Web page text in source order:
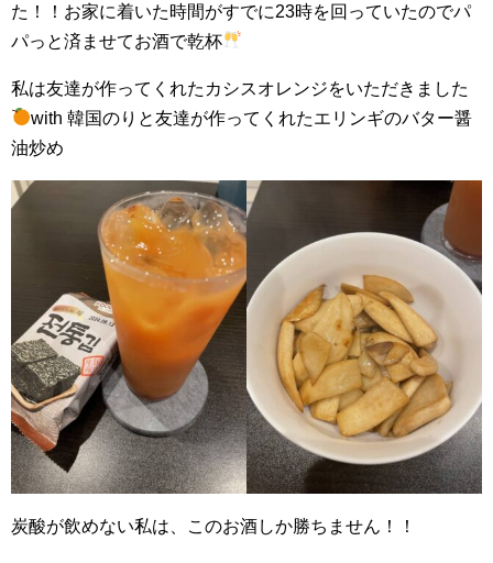
た！！お家に着いた時間がすでに23時を回っていたのでパ
パっと済ませてお酒で乾杯
私は友達が作ってくれたカシスオレンジをいただきました
with 韓国のりと友達が作ってくれたエリンギのバター醤
油炒め
炭酸が飲めない私は、このお酒しか勝ちません！！